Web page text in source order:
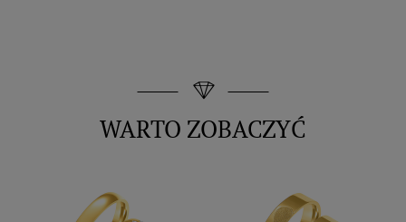
WARTO ZOBACZYĆ